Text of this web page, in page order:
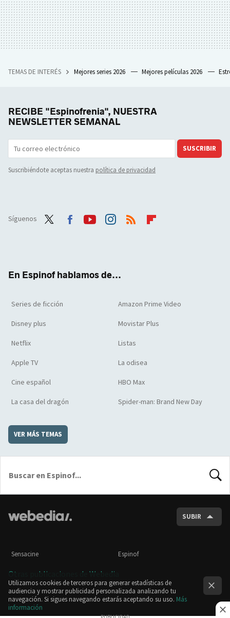
TEMAS DE INTERÉS Mejores series 2026 Mejores películas 2026
RECIBE "Espinofrenia", NUESTRA
NEWSLETTER SEMANAL
SUSCRIBIR
Suscribiéndote aceptas nuestra política de privacidad
Síguenos
En Espinof hablamos de...
Series de ficción Amazon Prime Video
Disney plus Movistar Plus
Netflix Listas
Apple TV La odisea
Cine español HBO Max
La casa del dragón Spider-man: Brand New Day
VER MÁS TEMAS
SUBIR
Sensacine Espinof
Otras publicaciones de Webedia
Utilizamos cookies de terceros para generar estadísticas de
audiencia y mostrar publicidad personalizada analizando tu
navegación. Si sigues navegando estarás aceptando su uso. Más
información